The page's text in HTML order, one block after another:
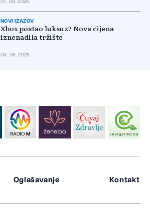
07. 08. 2026.
NOVI IZAZOV
Xbox postao luksuz? Nova cijena
iznenadila tržište
04. 08. 2026.
Oglašavanje Kontakt